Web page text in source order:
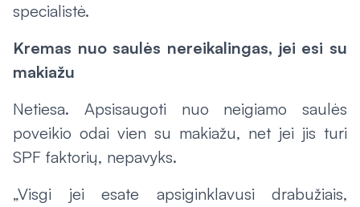
specialistė.
Kremas nuo saulės nereikalingas, jei esi su
makiažu
Netiesa. Apsisaugoti nuo neigiamo saulės
poveikio odai vien su makiažu, net jei jis turi
SPF faktorių, nepavyks.
„Visgi jei esate apsiginklavusi drabužiais,